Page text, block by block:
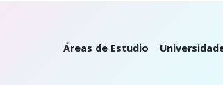
Áreas de Estudio